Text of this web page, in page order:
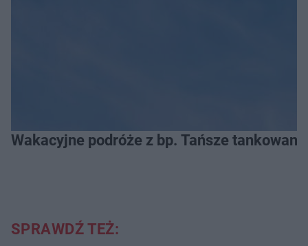
Wakacyjne podróże z bp. Tańsze
SPRAWDŹ TEŻ: